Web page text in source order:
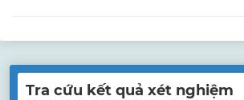
Tra cứu kết quả xét nghiệm